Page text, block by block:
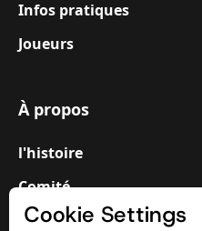
Cookie Settings
Infos pratiques
Joueurs
À propos
l'histoire
Comité
Bénévoles